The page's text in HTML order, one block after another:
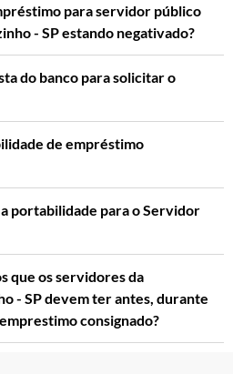
para servidor público
- SP estando negativado?
do banco para solicitar o
de empréstimo
portabilidade para o Servidor
que os servidores da
- SP devem ter antes, durante
consignado?